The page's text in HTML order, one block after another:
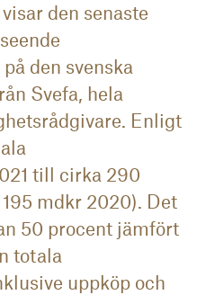
den senaste
den svenska
Svefa, hela
Enligt
till cirka 290
mdkr 2020). Det
50 procent jämfört
totala
uppköp och